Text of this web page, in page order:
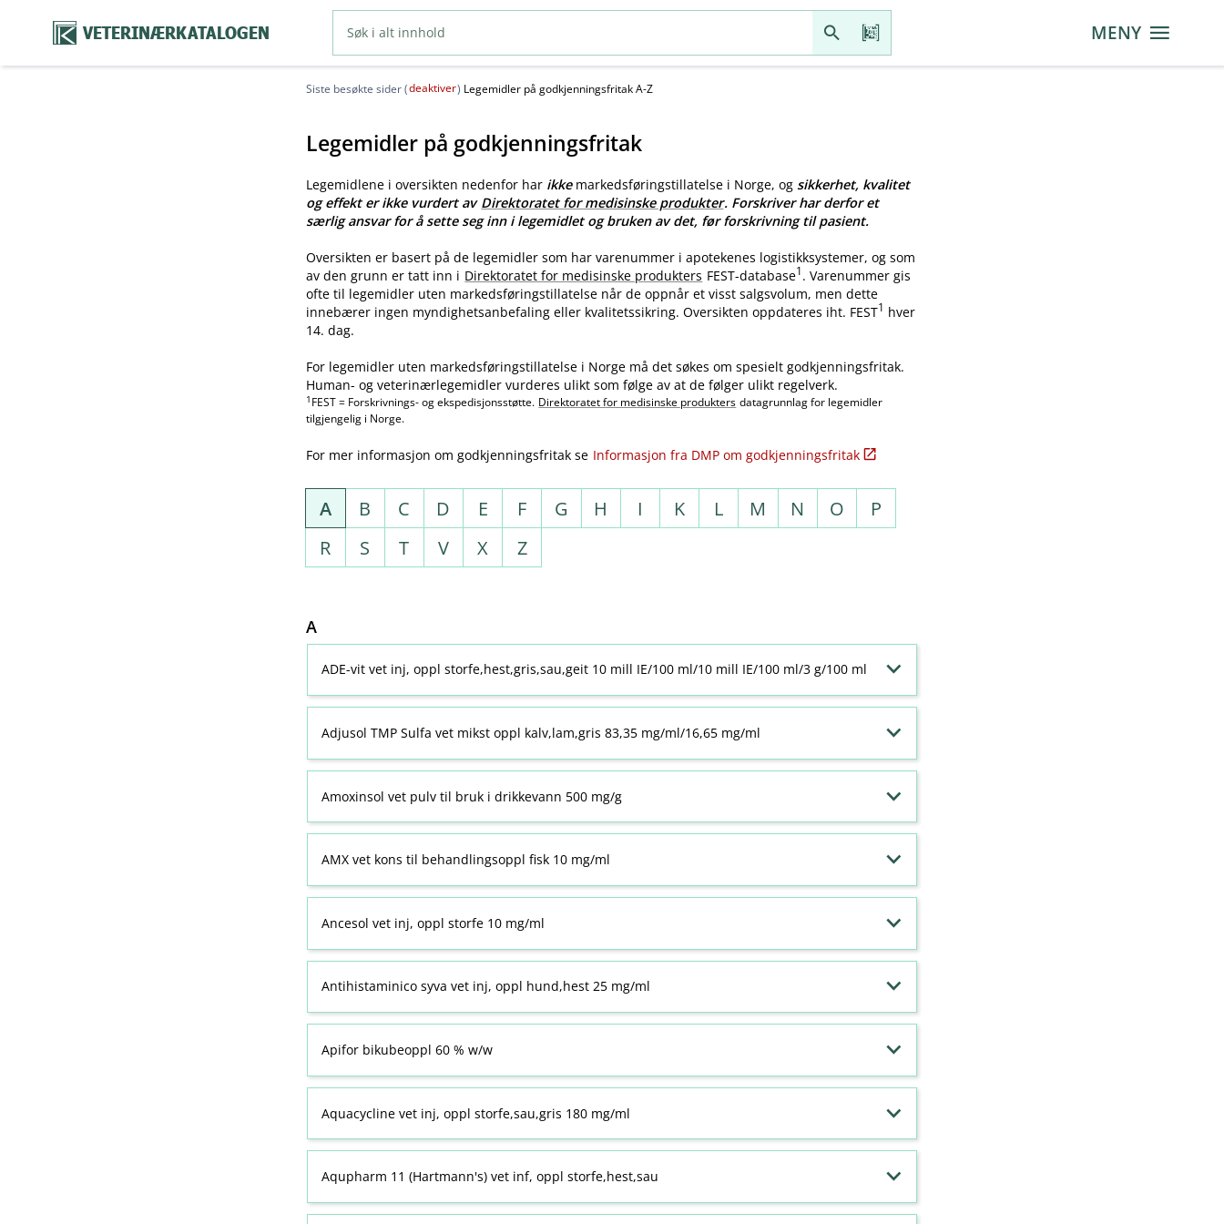
VETERINÆRKATALOGEN MENY
Siste besøkte sider (deaktiver) Legemidler på godkjenningsfritak A-Z
Legemidler på godkjenningsfritak
Legemidlene i oversikten nedenfor har ikkemarkedsføringstillatelse i Norge, og sikkerhet, kvalitet
og effekt er ikke vurdert av Direktoratet for medisinske produkter. Forskriver har derfor et
særlig ansvar for å sette seg inn i legemidlet og bruken av det, før forskrivning til pasient.
Oversikten er basert på de legemidler som har varenummer i apotekenes logistikksystemer, og som
av den grunn er tatt inn i Direktoratet for medisinske produkters FEST-database1. Varenummer gis
ofte til legemidler uten markedsføringstillatelse når de oppnår et visst salgsvolum, men dette
innebærer ingen myndighetsanbefaling eller kvalitetssikring. Oversikten oppdateres iht. FEST1 hver
14. dag.
For legemidler uten markedsføringstillatelse i Norge må det søkes om spesielt godkjenningsfritak.
Human- og veterinærlegemidler vurderes ulikt som følge av at de følger ulikt regelverk.
1 FEST = Forskrivnings- og ekspedisjonsstøtte. Direktoratet for medisinske produkters datagrunnlag for legemidler
tilgjengelig i Norge.
For mer informasjon om godkjenningsfritak se Informasjon fra DMP om godkjenningsfritak
A B C D E F G H I K L M N O
P
R
S T V X Z
A
ADE-vit vet inj, oppl storfe,hest,gris,sau,geit 10 mill IE/100 ml/10 mill IE/100 ml/3 g/100 ml
Adjusol TMP Sulfa vet mikst oppl kalv,lam,gris 83,35 mg/ml/16,65 mg/ml
Amoxinsol vet pulv til bruk i drikkevann 500 mg/g
AMX vet kons til behandlingsoppl fisk 10 mg/ml
Ancesol vet inj, oppl storfe 10 mg/ml
Antihistaminico syva vet inj, oppl hund,hest 25 mg/ml
Apifor bikubeoppl 60 % w​/​w
Aquacycline vet inj, oppl storfe,sau,gris 180 mg/ml
Aqupharm 11 (Hartmann's) vet inf, oppl storfe,hest,sau